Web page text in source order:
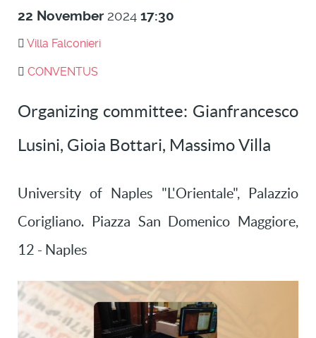
22 November 2024 17:30
Villa Falconieri
CONVENTUS
Organizing committee: Gianfrancesco
Lusini, Gioia Bottari, Massimo Villa
University of Naples "L'Orientale", Palazzio
Corigliano. Piazza San Domenico Maggiore,
12 - Naples